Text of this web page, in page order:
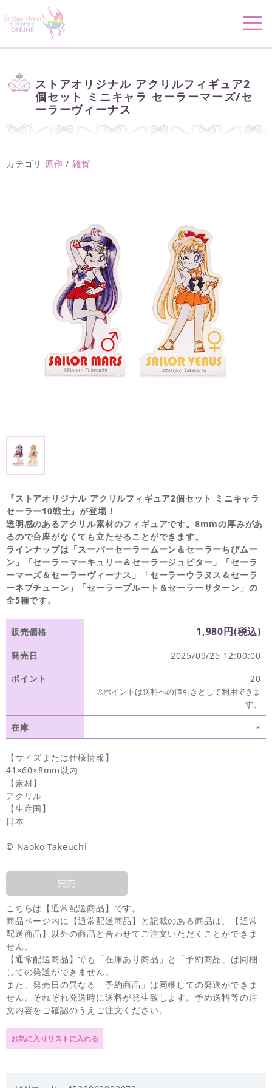
ストアオリジナル アクリルフィギュア2
個セット ミニキャラ セーラーマーズ/セ
ーラーヴィーナス
カテゴリ 原作 /雑貨
『ストアオリジナル アクリルフィギュア2個セット ミニキャラ
セーラー10戦士』が登場！
透明感のあるアクリル素材のフィギュアです。8mmの厚みがあ
るので台座がなくても立たせることができます。
ラインナップは「スーパーセーラームーン＆セーラーちびムー
ン」「セーラーマーキュリー＆セーラージュピター」「セーラ
ーマーズ＆セーラーヴィーナス」「セーラーウラヌス＆セーラ
ーネプチューン」「セーラープルート＆セーラーサターン」の
全5種です。
販売価格 1,980円(税込)
発売日
2025/09/25 12:00:00
ポイント
20
※ポイントは送料への値引きとして利用できま
す。
在庫 ×
【サイズまたは仕様情報】
41×60×8mm以内
【素材】
アクリル
【生産国】
日本
© Naoko Takeuchi
完売
こちらは【通常配送商品】です。
商品ページ内に【通常配送商品】と記載のある商品は、【通常
配送商品】以外の商品と合わせてご注文いただくことができま
せん。
【通常配送商品】でも「在庫あり商品」と「予約商品」は同梱
しての発送ができません。
また、発売日の異なる「予約商品」は同梱しての発送ができま
せん。それぞれ発送時に送料が発生致します。予め送料等の注
文内容をご確認のうえご注文ください。